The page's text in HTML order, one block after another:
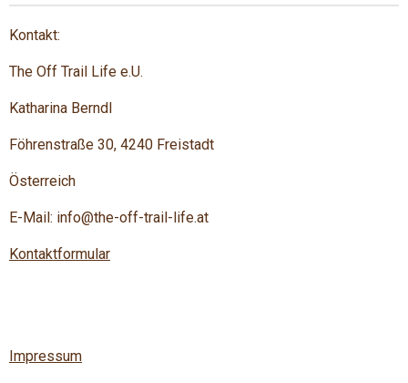
Kontakt:
The Off Trail Life e.U.
Katharina Berndl
Föhrenstraße 30, 4240 Freistadt
Österreich
E-Mail: info@the-off-trail-life.at
Kontaktformular
Impressum